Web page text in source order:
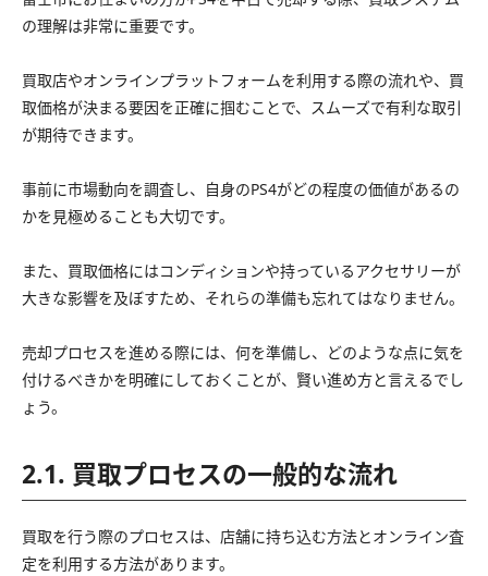
の理解は非常に重要です。
買取店やオンラインプラットフォームを利用する際の流れや、買
取価格が決まる要因を正確に掴むことで、スムーズで有利な取引
が期待できます。
事前に市場動向を調査し、自身のPS4がどの程度の価値があるの
かを見極めることも大切です。
また、買取価格にはコンディションや持っているアクセサリーが
大きな影響を及ぼすため、それらの準備も忘れてはなりません。
売却プロセスを進める際には、何を準備し、どのような点に気を
付けるべきかを明確にしておくことが、賢い進め方と言えるでし
ょう。
2.1. 買取プロセスの一般的な流れ
買取を行う際のプロセスは、店舗に持ち込む方法とオンライン査
定を利用する方法があります。